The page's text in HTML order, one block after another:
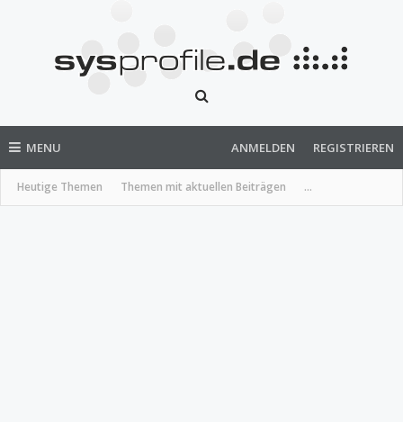
MENU
Heutige Themen Themen mit aktuellen Beiträgen ...
ANMELDEN REGISTRIEREN